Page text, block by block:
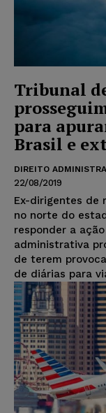
Tribunal
para
Brasil e
DIREITO
22/08/2019
Ex-dirigentes de
no norte do
responder a
administrativa
de terem
de diárias para